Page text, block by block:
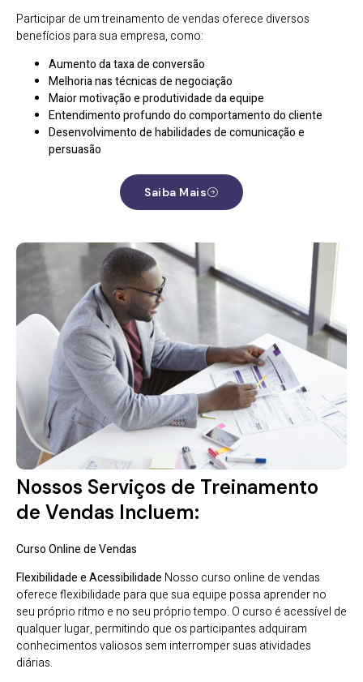
Participar de um treinamento de vendas oferece diversos
benefícios para sua empresa, como:
Aumento da taxa de conversão
Melhoria nas técnicas de negociação
Maior motivação e produtividade da equipe
Entendimento profundo do comportamento do cliente
Desenvolvimento de habilidades de comunicação e
persuasão
Saiba Mais
Nossos Serviços de Treinamento
de Vendas Incluem:
Curso Online de Vendas
Flexibilidade e Acessibilidade Nosso curso online de vendas
oferece flexibilidade para que sua equipe possa aprender no
seu próprio ritmo e no seu próprio tempo. O curso é acessível de
qualquer lugar, permitindo que os participantes adquiram
conhecimentos valiosos sem interromper suas atividades
diárias.